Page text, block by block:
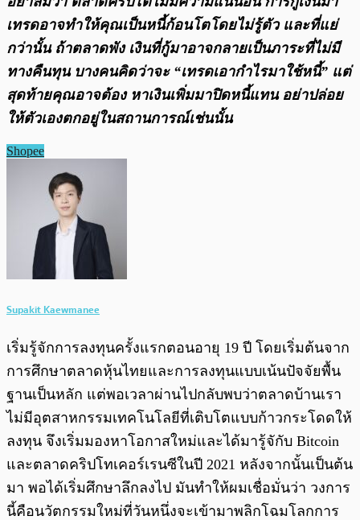
เทรดอาจทำให้คุณเป็นหนี้ก้อนโตโดยไม่รู้ตัว และที่แย่
กว่านั้น ถ้าตลาดพัง เงินที่กู้มาอาจกลายเป็นภาระที่ไม่มี
ทางคืนทุน บางคนคิดว่าจะ “เทรดเอากำไรมาใช้หนี้” แต่
สุดท้ายคุณอาจต้อง หาเงินเพิ่มมาปิดหนี้แทน อย่าปล่อย
ให้ตัวเองตกอยู่ในสถานการณ์เช่นนั้น
Shopee
Supakit Kaewmanee
เริ่มรู้จักการลงทุนครั้งแรกตอนอายุ 19 ปี โดยเริ่มต้นจาก
การศึกษาตลาดหุ้นไทยและการลงทุนแบบเน้นปัจจัยพื้น
ฐานเป็นหลัก แต่พอเวลาผ่านไปกลับพบว่าตลาดบ้านเรา
ไม่มีอุตสาหกรรมเทคโนโลยีที่เติบโตแบบก้าวกระโดดให้
ลงทุน จึงเริ่มมองหาโอกาสใหม่และได้มารู้จักับ Bitcoin
และตลาดคริปโทเคอร์เรนซีในปี 2021 หลังจากนั้นเป็นต้น
มา พอได้เริ่มศึกษาลึกลงไป มันทำให้ผมเชื่อมั่นว่า วงการ
นี้คือนวัตกรรมใหม่ที่วันหนึ่งจะเข้ามาพลิกโฉมโลกการ